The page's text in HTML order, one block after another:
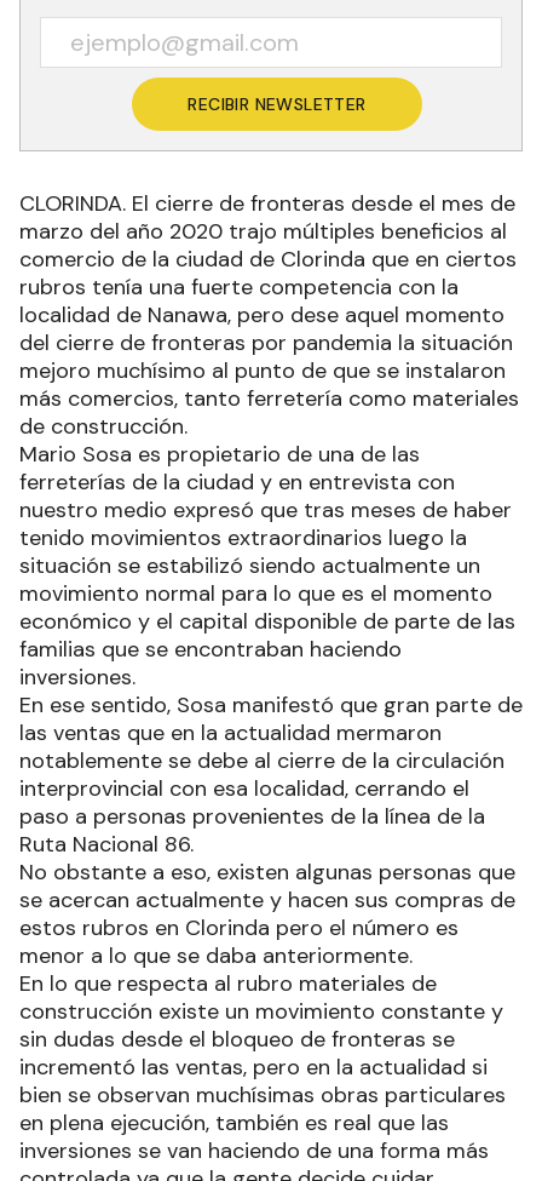
RECIBIR NEWSLETTER
CLORINDA. El cierre de fronteras desde el mes de
marzo del año 2020 trajo múltiples beneficios al
comercio de la ciudad de Clorinda que en ciertos
rubros tenía una fuerte competencia con la
localidad de Nanawa, pero dese aquel momento
del cierre de fronteras por pandemia la situación
mejoro muchísimo al punto de que se instalaron
más comercios, tanto ferretería como materiales
de construcción.
Mario Sosa es propietario de una de las
ferreterías de la ciudad y en entrevista con
nuestro medio expresó que tras meses de haber
tenido movimientos extraordinarios luego la
situación se estabilizó siendo actualmente un
movimiento normal para lo que es el momento
económico y el capital disponible de parte de las
familias que se encontraban haciendo
inversiones.
En ese sentido, Sosa manifestó que gran parte de
las ventas que en la actualidad mermaron
notablemente se debe al cierre de la circulación
interprovincial con esa localidad, cerrando el
paso a personas provenientes de la línea de la
Ruta Nacional 86.
No obstante a eso, existen algunas personas que
se acercan actualmente y hacen sus compras de
estos rubros en Clorinda pero el número es
menor a lo que se daba anteriormente.
En lo que respecta al rubro materiales de
construcción existe un movimiento constante y
sin dudas desde el bloqueo de fronteras se
incrementó las ventas, pero en la actualidad si
bien se observan muchísimas obras particulares
en plena ejecución, también es real que las
inversiones se van haciendo de una forma más